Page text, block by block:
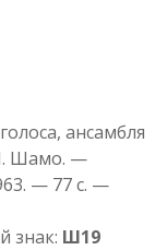
ансамбля
Шамо. —
— 77 с. —
знак: Ш19